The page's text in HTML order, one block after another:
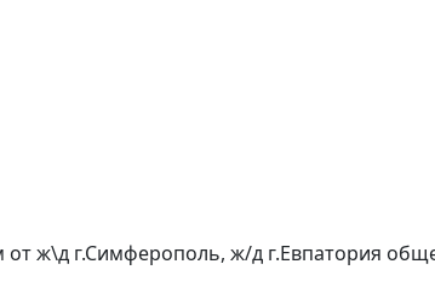
ж\д г.Симферополь, ж/д г.Евпатория